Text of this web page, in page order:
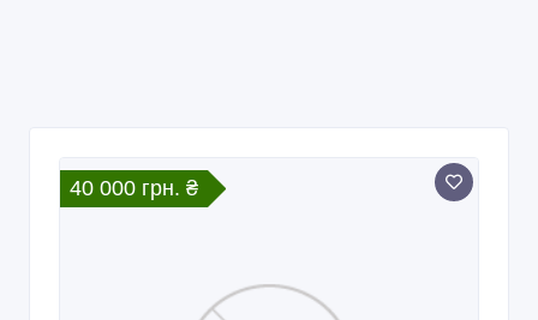
40 000 грн. ₴